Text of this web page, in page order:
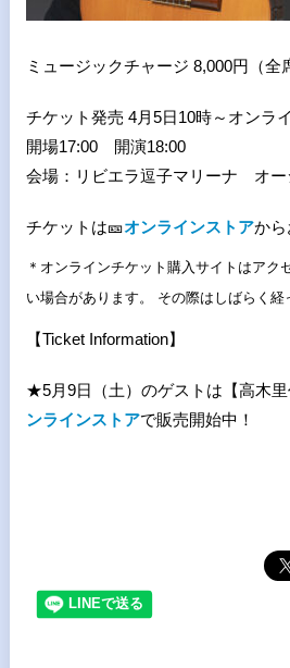
ミュージックチャージ 8,000円（全
チケット発売 4月5日10時～オンラ
開場17:00 開演18:00
会場：リビエラ逗子マリーナ オー
チケットは🎫オンラインストアから
＊オンラインチケット購入サイトはアク
い場合があります。 その際はしばらく経
【Ticket Information】
★5月9日（土）のゲストは【高木
ンラインストアで販売開始中！